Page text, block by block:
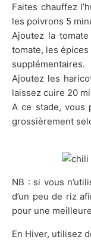
Faites chauffez
les poivrons 5
Ajoutez la
tomate, les
supplémentaires.
Ajoutez les
laissez cuire 20
A ce stade, vous
grossièrement
NB : si vous
d’un peu de riz
pour une
En Hiver, utilisez